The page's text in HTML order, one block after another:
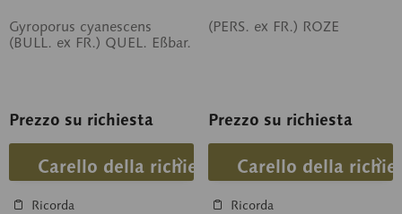
Gyroporus cyanescens
(BULL. ex FR.) QUEL. Eßbar.
Prezzo su richiesta
Carello della richiesta
Ricorda
(PERS. ex FR.) ROZE
Prezzo su richiesta
Carello della
Ricorda